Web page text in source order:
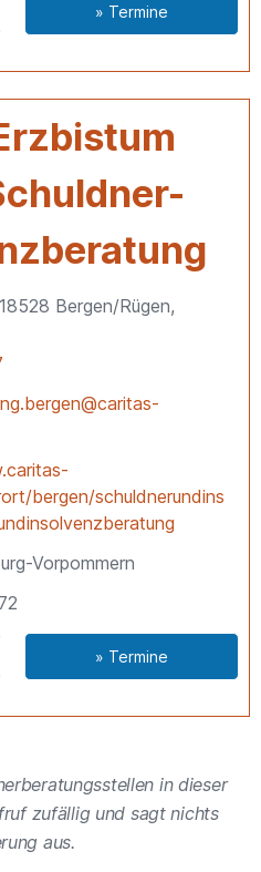
» Termine
Bergen/Rügen,
bergen/schuldnerundins
Vorpommern
» Termine
in dieser
zufällig und sagt nichts
aus.